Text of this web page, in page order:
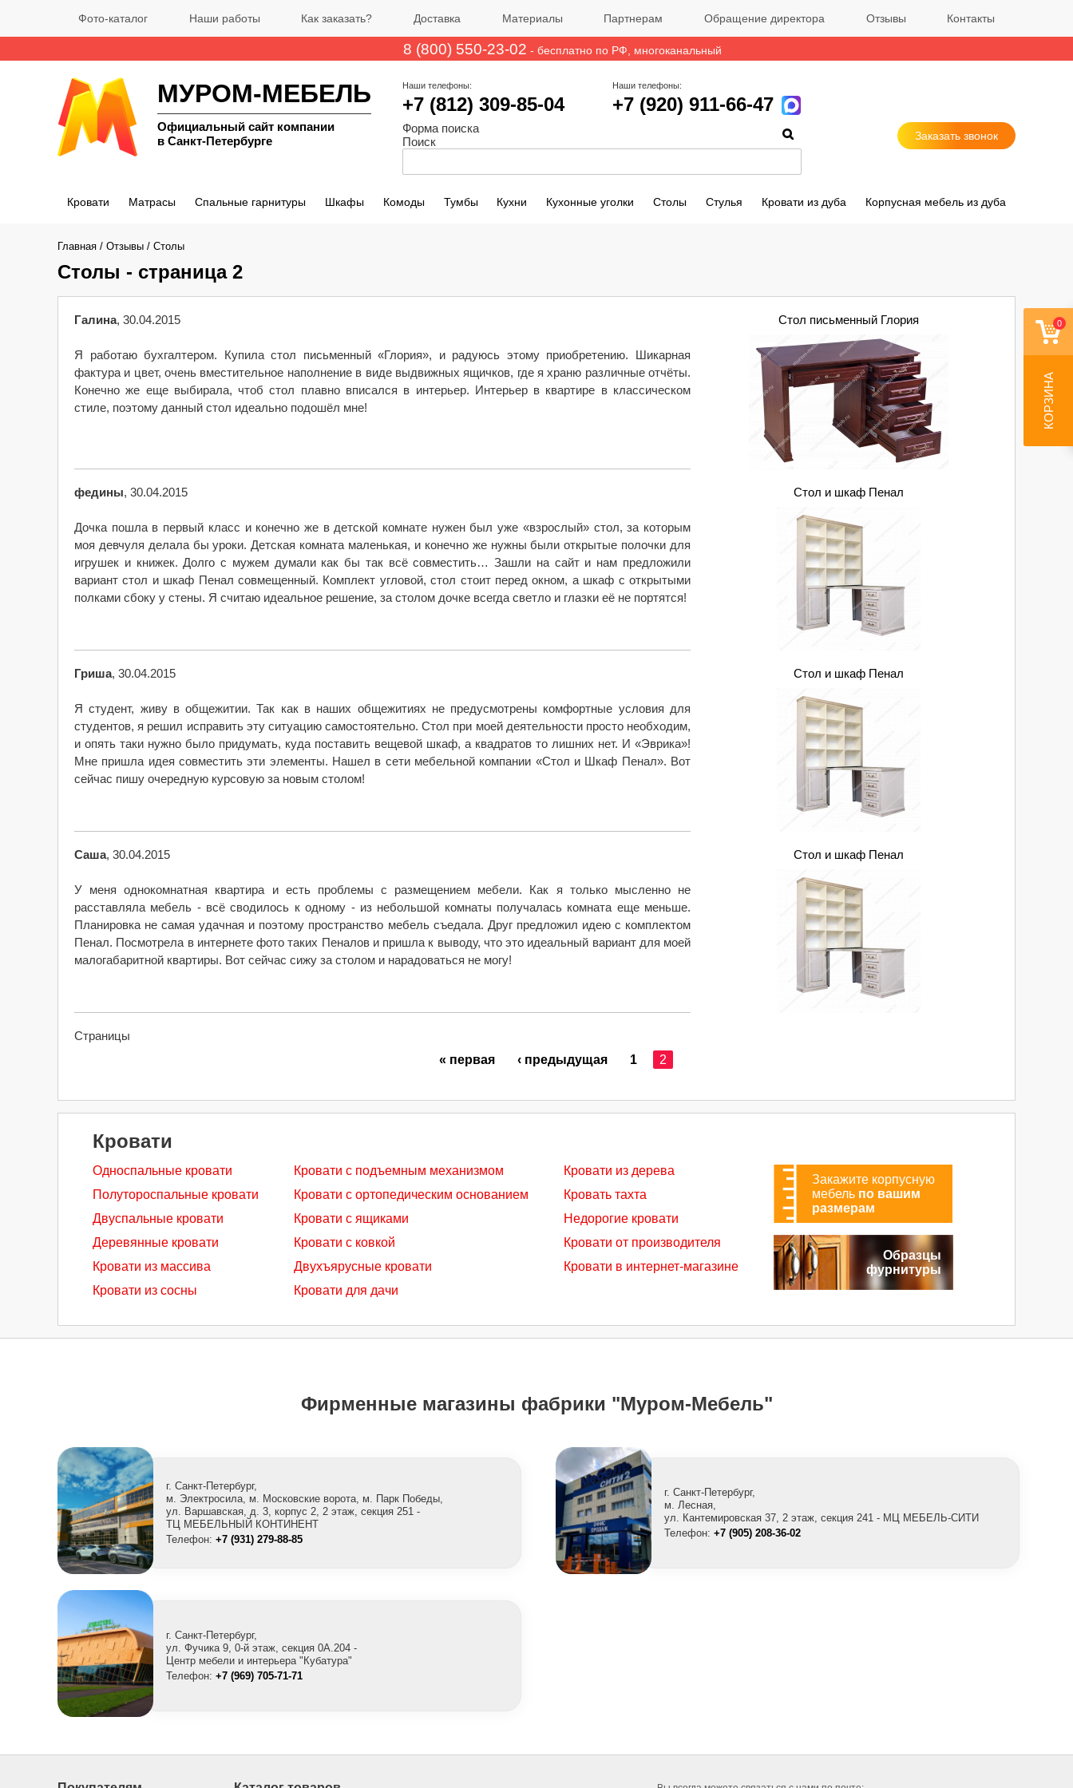
Фото-каталог Наши работы Как заказать? Доставка Материалы Партнерам Обращение директора Отзывы Контакты
8 (800) 550-23-02 - бесплатно по РФ , многоканальный
МУРОМ-МЕБЕЛЬ
Официальный сайт компании
в Санкт-Петербурге
Наши телефоны:
+7 (812) 309-85-04
Наши телефоны:
+7 (920) 911-66-47
Форма поиска
Поиск
Заказать звонок
Кровати Матрасы Спальные гарнитуры Шкафы Комоды Тумбы Кухни Кухонные уголки Столы Стулья Кровати из дуба Корпусная мебель из дуба
Главная / Отзывы / Столы
Столы - страница 2
Галина, 30.04.2015
Я работаю бухгалтером. Купила стол письменный «Глория», и радуюсь этому приобретению. Шикарная
фактура и цвет, очень вместительное наполнение в виде выдвижных ящичков, где я храню различные отчёты.
Конечно же еще выбирала, чтоб стол плавно вписался в интерьер. Интерьер в квартире в классическом
стиле, поэтому данный стол идеально подошёл мне!
Стол письменный Глория
федины, 30.04.2015
Дочка пошла в первый класс и конечно же в детской комнате нужен был уже «взрослый» стол, за которым
моя девчуля делала бы уроки. Детская комната маленькая, и конечно же нужны были открытые полочки для
игрушек и книжек. Долго с мужем думали как бы так всё совместить… Зашли на сайт и нам предложили
вариант стол и шкаф Пенал совмещенный. Комплект угловой, стол стоит перед окном, а шкаф с открытыми
полками сбоку у стены. Я считаю идеальное решение, за столом дочке всегда светло и глазки её не портятся!
Стол и шкаф Пенал
Гриша, 30.04.2015
Я студент, живу в общежитии. Так как в наших общежитиях не предусмотрены комфортные условия для
студентов, я решил исправить эту ситуацию самостоятельно. Стол при моей деятельности просто необходим,
и опять таки нужно было придумать, куда поставить вещевой шкаф, а квадратов то лишних нет. И «Эврика»!
Мне пришла идея совместить эти элементы. Нашел в сети мебельной компании «Стол и Шкаф Пенал». Вот
сейчас пишу очередную курсовую за новым столом!
Стол и шкаф Пенал
Саша, 30.04.2015
У меня однокомнатная квартира и есть проблемы с размещением мебели. Как я только мысленно не
расставляла мебель - всё сводилось к одному - из небольшой комнаты получалась комната еще меньше.
Планировка не самая удачная и поэтому пространство мебель съедала. Друг предложил идею с комплектом
Пенал. Посмотрела в интернете фото таких Пеналов и пришла к выводу, что это идеальный вариант для моей
малогабаритной квартиры. Вот сейчас сижу за столом и нарадоваться не могу!
Стол и шкаф Пенал
Страницы
« первая
‹ предыдущая 1 2
Кровати
Односпальные кровати
Полутороспальные кровати
Двуспальные кровати
Деревянные кровати
Кровати из массива
Кровати из сосны
Кровати с подъемным механизмом
Кровати с ортопедическим основанием
Кровати с ящиками
Кровати с ковкой
Двухъярусные кровати
Кровати для дачи
Кровати из дерева
Кровать тахта
Недорогие кровати
Кровати от производителя
Кровати в интернет-магазине
Закажите корпусную
мебель по вашим
размерам
Образцы
фурнитуры
0
КОРЗИНА
Фирменные магазины фабрики "Муром-Мебель"
г. Санкт-Петербург,
м. Электросила, м. Московские ворота, м. Парк Победы,
ул. Варшавская, д. 3, корпус 2, 2 этаж, секция 251 -
ТЦ МЕБЕЛЬНЫЙ КОНТИНЕНТ
Телефон: +7 (931) 279-88-85
г. Санкт-Петербург,
м. Лесная,
ул. Кантемировская 37, 2 этаж, секция 241 - МЦ МЕБЕЛЬ-СИТИ
Телефон: +7 (905) 208-36-02
г. Санкт-Петербург,
ул. Фучика 9, 0-й этаж, секция 0A.204 -
Центр мебели и интерьера "Кубатура"
Телефон: +7 (969) 705-71-71